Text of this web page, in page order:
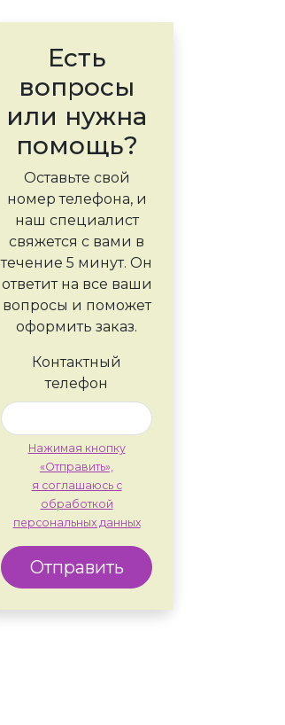
Есть
вопросы
или нужна
помощь?
Оставьте свой
номер телефона, и
наш специалист
свяжется с вами в
течение 5 минут. Он
ответит на все ваши
вопросы и поможет
оформить заказ.
Контактный
телефон
Нажимая кнопку
«Отправить»,
я соглашаюсь с
обработкой
персональных данных
Отправить